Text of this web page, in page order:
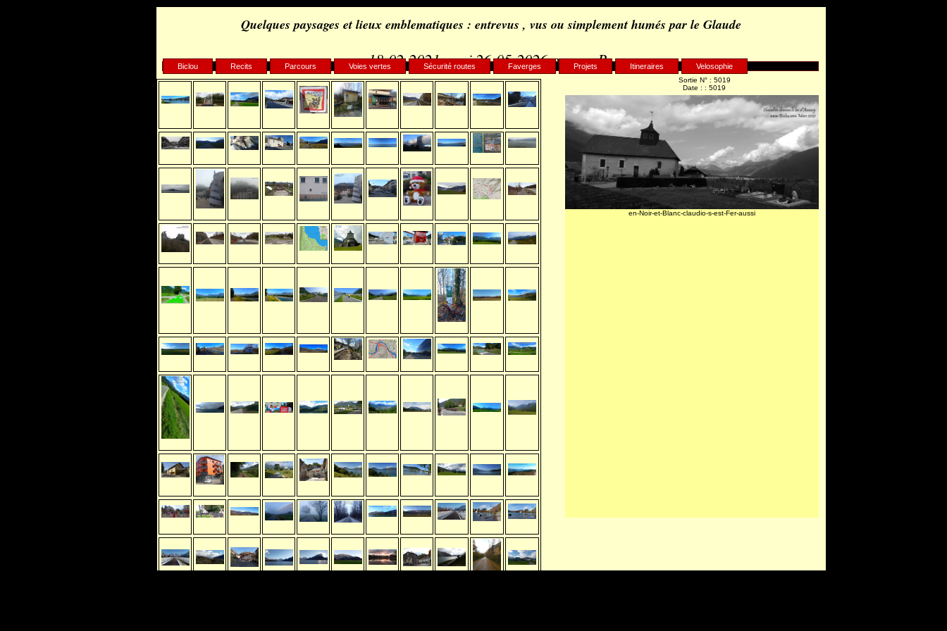
Biclou Recits Parcours Voies vertes Sécurité routes Faverges Projets Itineraires Velosophie
Quelques paysages et lieux emblematiques : entrevus , vus ou simplement humés par le Glaude
18-02-2021, maj 26-05-2026 par c.. B..
en-Noir-et-Blanc-claudio-s-est-Fer-aussi
Sortie N° : 5019
Date : : 5019